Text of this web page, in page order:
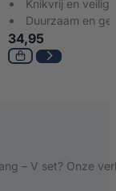
Knikvrij en veilig
Duurzaam en
34,95
– V set? Onze